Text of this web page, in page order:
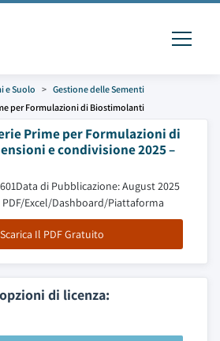
e Suolo
Gestione delle Sementi
per Formulazioni di Biostimolanti
Prime per Formulazioni di
e condivisione 2025 –
Data di Pubblicazione: August 2025
Excel/Dashboard/Piattaforma
Scarica Il PDF Gratuito
di licenza: